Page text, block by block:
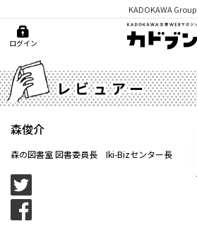
KADOKAWA Group
ログイン
レビュアー
森俊介
森の図書室 図書委員長 Iki-Bizセンター長